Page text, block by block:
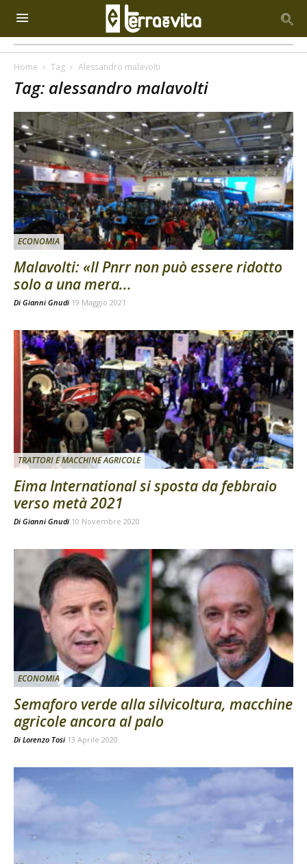
Home Tag Alessandro malavolti
Tag: alessandro malavolti
ECONOMIA
Malavolti: «Il Pnrr non può essere ridotto
solo a una mera...
Di Gianni Gnudi 19 Maggio 2021
TRATTORI E MACCHINE AGRICOLE
Eima International si sposta da febbraio
verso metà 2021
Di Gianni Gnudi 10 Novembre 2020
ECONOMIA
Semaforo verde alla silvicoltura, macchine
agricole ancora al palo
Di Lorenzo Tosi 13 Aprile 2020